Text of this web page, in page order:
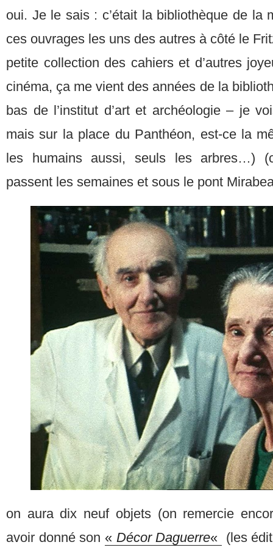
oui. Je le sais : c’était la bibliothèque de la
ces ouvrages les uns des autres à côté le
petite collection des cahiers et d’autres
cinéma, ça me vient des années de la
bas de l’institut d’art et archéologie – je
mais sur la place du Panthéon, est-ce la
les humains aussi, seuls les arbres…)
passent les semaines et sous le pont
on aura dix neuf objets (on remercie
avoir donné son « Décor Daguerre« (les